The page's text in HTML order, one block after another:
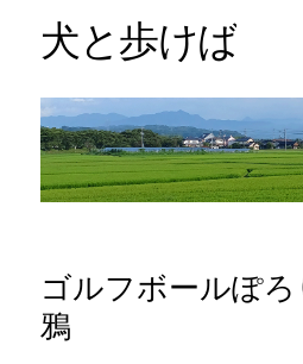
犬と歩けば
ゴルフボールぽ
鴉